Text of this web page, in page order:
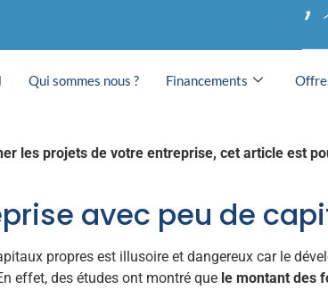
Qui sommes nous ? Financements
pas commettre
publics
les projets de votre entreprise, cet article est
avec peu de
propres est illusoire et dangereux car le
effet, des études ont montré que le montant des